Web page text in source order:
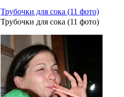
Трубочки для сока (11 фото)
Трубочки для сока (11 фото)